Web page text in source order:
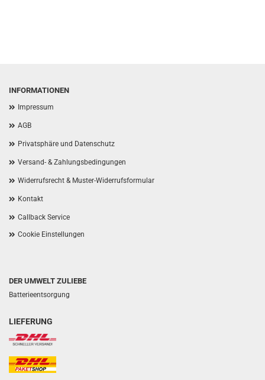
INFORMATIONEN
Impressum
AGB
Privatsphäre und Datenschutz
Versand- & Zahlungsbedingungen
Widerrufsrecht & Muster-Widerrufsformular
Kontakt
Callback Service
Cookie Einstellungen
DER UMWELT ZULIEBE
Batterieentsorgung
LIEFERUNG